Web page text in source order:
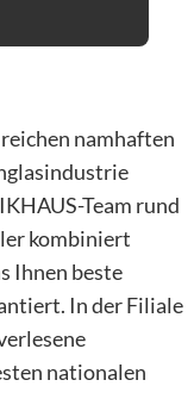
namhaften
Team rund
kombiniert
Ihnen beste
In der Filiale
nationalen